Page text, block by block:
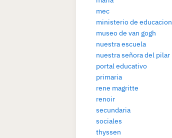
mec
ministerio de educacion
museo de van gogh
nuestra escuela
nuestra señora del pilar
portal educativo
primaria
rene magritte
renoir
secundaria
sociales
thyssen